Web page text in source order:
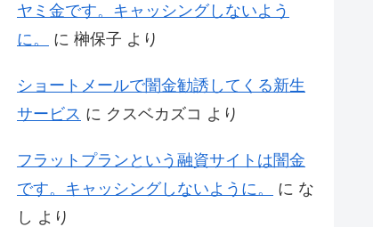
ヤミ金です。キャッシングしないよう
に。
に 榊保子 より
ショートメールで闇金勧誘してくる新生
サービス に クスベカズコ より
フラットプランという融資サイトは闇金
です。キャッシングしないように。
に な
し より